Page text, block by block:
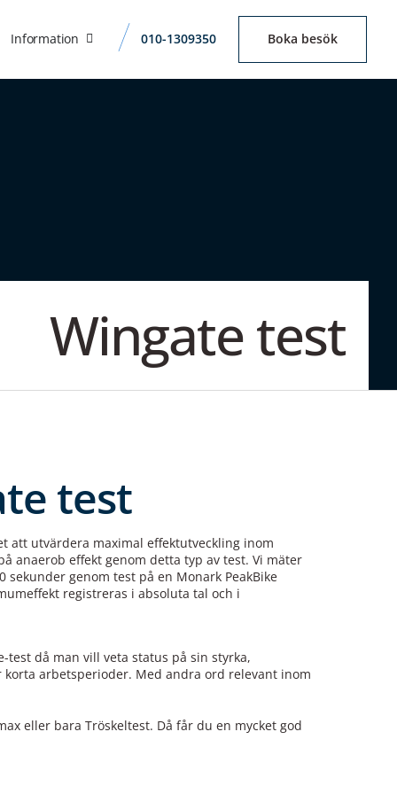
Information 010-1309350 Boka besök
Wingate test
test
att utvärdera maximal effektutveckling inom
anaerob effekt genom detta typ av test. Vi mäter
sekunder genom test på en Monark PeakBike
registreras i absoluta tal och i
test då man vill veta status på sin styrka,
arbetsperioder. Med andra ord relevant inom
eller bara Tröskeltest. Då får du en mycket god